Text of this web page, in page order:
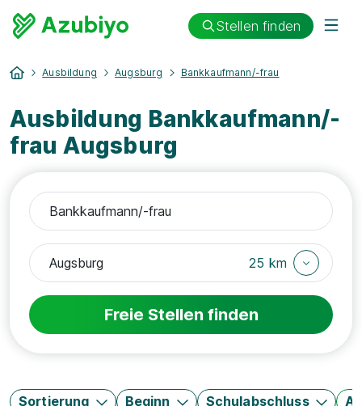
Stellen finden
Ausbildung Augsburg Bankkaufmann/-frau
Ausbildung Bankkaufmann/-
frau Augsburg
25 km
Freie Stellen finden
Sortierung Beginn Schulabschluss